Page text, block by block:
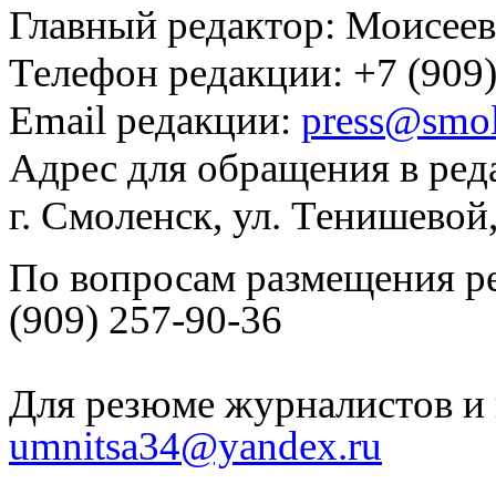
Главный редактор:
Телефон редакции: +7
Email редакции:
Адрес для обращения в
г. Смоленск, ул.
По вопросам размещения
(909) 257-90-36
Для резюме журналистов и
umnitsa34@yandex.ru